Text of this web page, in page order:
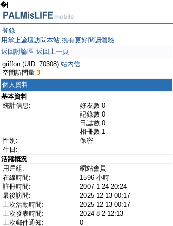
�|
登錄
用掌上論壇訪問本站,擁有更好閱讀體驗
返回討論區 返回上一頁
griffon (UID: 70308) 站內信
空間訪問量 3
個人資料
基本資料
統計信息:
好友數 0
記錄數 0
日誌數 0
相冊數 1
性別:
保密
生日:
-
活躍概況
用戶組:
網站會員
在線時間:
1596 小時
註冊時間:
2007-1-24 20:24
最後訪問:
2025-12-13 00:17
上次活動時間:
2025-12-13 00:17
上次發表時間:
2024-8-2 12:13
上次郵件通知:
0